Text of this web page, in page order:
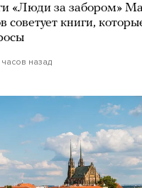
«Люди за забором»
советует книги,
часов назад